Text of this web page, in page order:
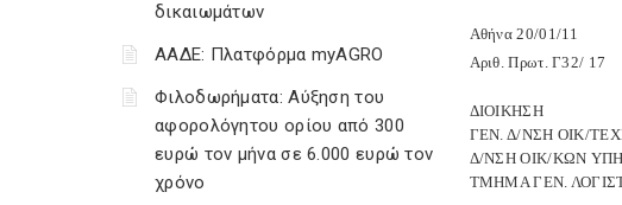
δικαιωμάτων
ΑΑΔΕ: Πλατφόρμα myAGRO
Φιλοδωρήματα: Αύξηση του
αφορολόγητου ορίου από 300
ευρώ τον μήνα σε 6.000 ευρώ τον
χρόνο
Αθήνα 20/01/11
Αριθ. Πρωτ. Γ32/ 17
ΔΙΟΙΚΗΣΗ
ΓΕΝ. Δ/ΝΣΗ ΟΙΚ/
Δ/ΝΣΗ ΟΙΚ/ΚΩΝ
ΤΜΗΜΑ ΓΕΝ.